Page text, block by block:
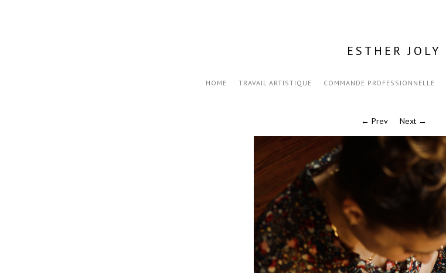
ESTHER JOLY
HOME TRAVAIL ARTISTIQUE COMMANDE PROFESSIONNELLE
← Prev Next →